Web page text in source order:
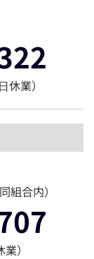
業）
組合内）
）